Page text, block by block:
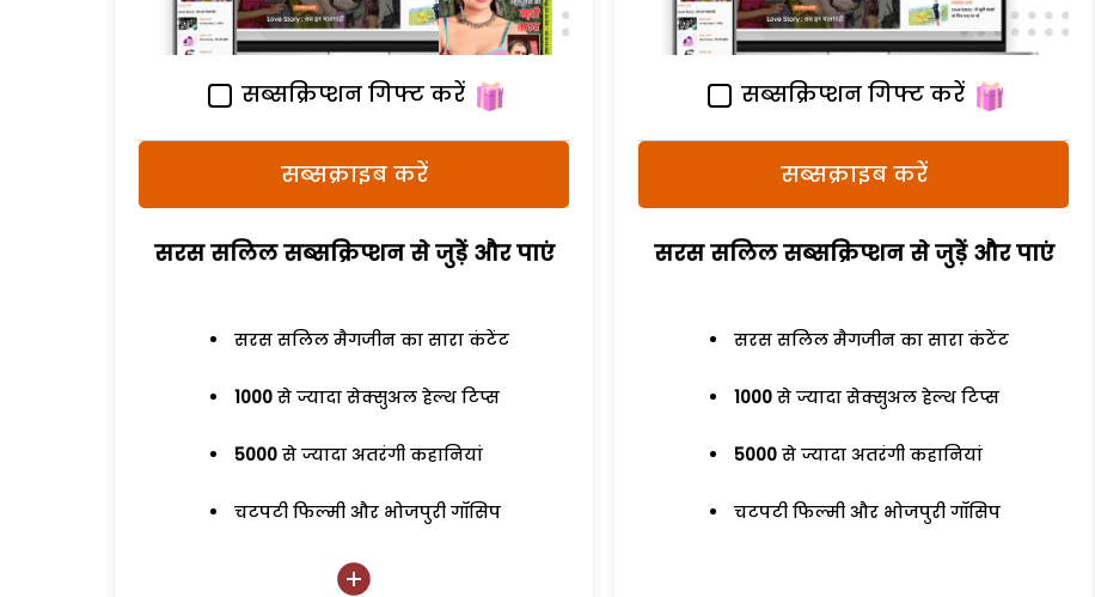
सब्सक्रिप्शन गिफ्ट करें
सब्सक्राइब करें
सरस सलिल सब्सक्रिप्शन से जुड़ेें और पाएं
सरस सलिल मैगजीन का सारा कंटेंट
1000 से ज्यादा सेक्सुअल हेल्थ टिप्स
5000 से ज्यादा अतरंगी कहानियां
चटपटी फिल्मी और भोजपुरी गॉसिप
सब्सक्रिप्शन गिफ्ट करें
सब्सक्राइब करें
सरस सलिल सब्सक्रिप्शन से जुड़ेें और पाएं
सरस सलिल मैगजीन का सारा कंटेंट
1000 से ज्यादा सेक्सुअल हेल्थ टिप्स
5000 से ज्यादा अतरंगी कहानियां
चटपटी फिल्मी और भोजपुरी गॉसिप